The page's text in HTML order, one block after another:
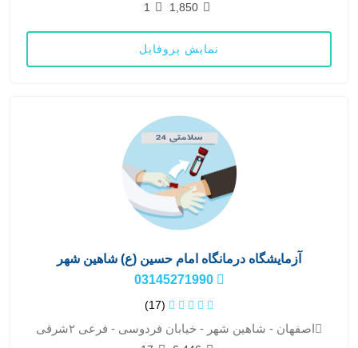
1,850
1
نمایش پروفایل
آزمایشگاه درمانگاه امام حسین (ع) شاهین شهر
03145271990
(17)
اصفهان - شاهین شهر - خیابان فردوسی - فرعی ۲شرقی